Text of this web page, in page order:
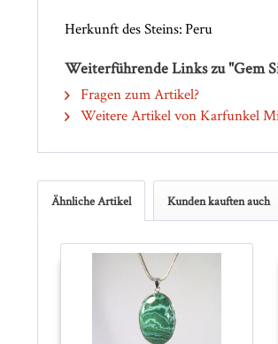
Herkunft des Steins: Peru
Weiterführende Links zu "Gem
Fragen zum Artikel?
Weitere Artikel von Karfunkel
Ähnliche Artikel Kunden kauften auch